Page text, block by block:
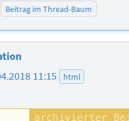
Beitrag im Thread-Baum
11:15 html